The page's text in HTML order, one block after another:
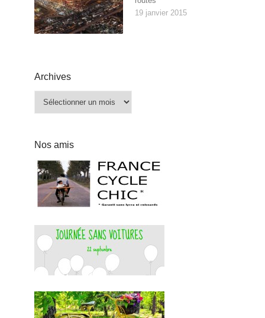
19 janvier 2015
Archives
Archives
Nos amis